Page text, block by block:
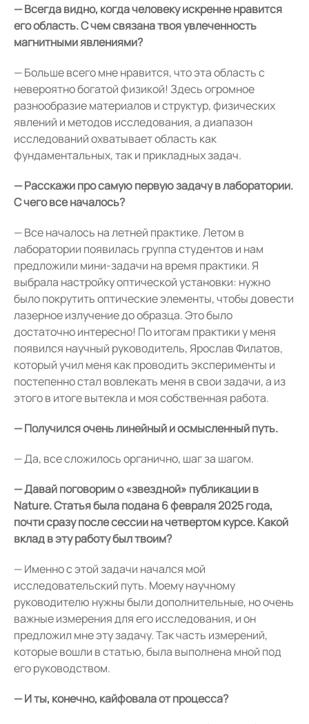
— Всегда видно, когда человеку искренне нравится
его область. С чем связана твоя увлеченность
магнитными явлениями?
— Больше всего мне нравится, что эта область с
невероятно богатой физикой! Здесь огромное
разнообразие материалов и структур, физических
явлений и методов исследования, а диапазон
исследований охватывает область как
фундаментальных, так и прикладных задач.
— Расскажи про самую первую задачу в лаборатории.
С чего все началось?
— Все началось на летней практике. Летом в
лаборатории появилась группа студентов и нам
предложили мини-задачи на время практики. Я
выбрала настройку оптической установки: нужно
было покрутить оптические элементы, чтобы довести
лазерное излучение до образца. Это было
достаточно интересно! По итогам практики у меня
появился научный руководитель, Ярослав Филатов,
который учил меня как проводить эксперименты и
постепенно стал вовлекать меня в свои задачи, а из
этого в итоге вытекла и моя собственная работа.
— Получился очень линейный и осмысленный путь.
— Да, все сложилось органично, шаг за шагом.
— Давай поговорим о «звездной» публикации в
Nature. Статья была подана 6 февраля 2025 года,
почти сразу после сессии на четвертом курсе. Какой
вклад в эту работу был твоим?
— Именно с этой задачи начался мой
исследовательский путь. Моему научному
руководителю нужны были дополнительные, но очень
важные измерения для его исследования, и он
предложил мне эту задачу. Так часть измерений,
которые вошли в статью, была выполнена мной под
его руководством.
— И ты, конечно, кайфовала от процесса?